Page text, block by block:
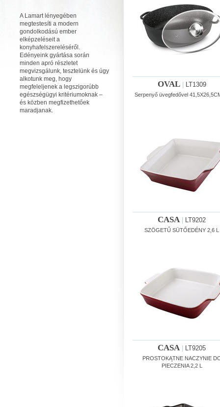
A Lamart lényegében
megtestesíti a modern
gondolkodású ember
elképzeléseit a
konyhafelszereléséről.
Edényeink gyártása során
minden apró részletet
megvizsgálunk, tesztelünk és úgy
alkotunk meg, hogy
megfeleljenek a legszigorúbb
egészségügyi kritériumoknak –
és közben megfizethetőek
maradjanak.
OVAL| LT1309
Serpenyő üvegfedővel
CASA LT9202
SZÖGETŰ SÜTŐEDÉNY 2,6 L
CASA LT9205
PROSTOKĄTNE NACZYNIE
PIECZENIA 2,2 L